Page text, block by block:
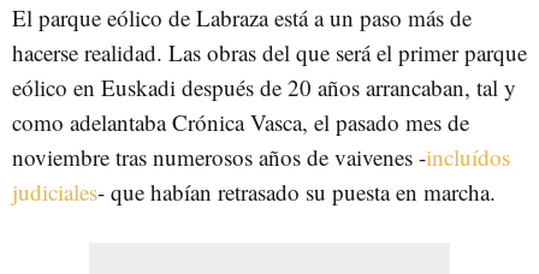
El parque eólico de Labraza está a un paso más de
hacerse realidad. Las obras del que será el primer parque
eólico en Euskadi después de 20 años arrancaban, tal y
como adelantaba Crónica Vasca, el pasado mes de
noviembre tras numerosos años de vaivenes -incluídos
judiciales- que habían retrasado su puesta en marcha.